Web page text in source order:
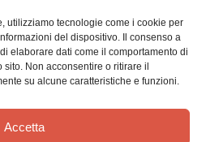
utilizziamo tecnologie come i cookie per
del dispositivo. Il consenso a
elaborare dati come il comportamento di
Non acconsentire o ritirare il
su alcune caratteristiche e funzioni.
Accetta
Paolo SAS
(TO)
- Fax: (+39) 0121 353839